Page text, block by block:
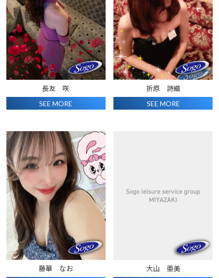
長友 咲
SEE MORE
折原 詩織
SEE MORE
藤華 なお 大山 亜美